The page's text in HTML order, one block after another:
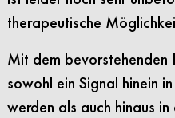
therapeutische
Mit dem bevorstehenden
sowohl ein Signal hinein
werden als auch hinaus